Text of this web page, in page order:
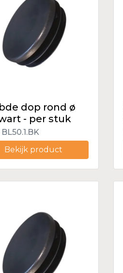
dop rond ø
- per stuk
BL50.1.BK
Bekijk product